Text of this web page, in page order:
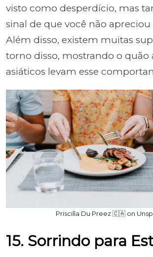
visto como desperdício, mas
sinal de que você não apreciou
Além disso, existem muitas
torno disso, mostrando o quão
asiáticos levam esse
Priscilla Du Preez 🇨🇦 on
15. Sorrindo para